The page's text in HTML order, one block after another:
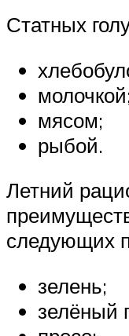
Статных
мясом;
рыбой.
Летний
следующих
зелень;
зелёный